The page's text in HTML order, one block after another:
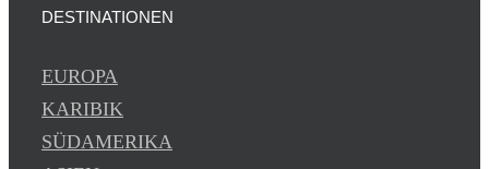
DESTINATIONEN
EUROPA
KARIBIK
SÜDAMERIKA